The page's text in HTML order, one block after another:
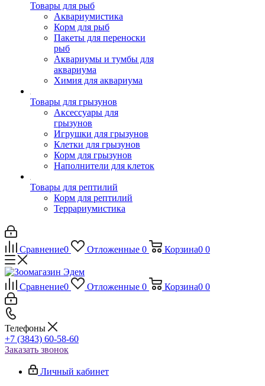
Товары для рыб
Аквариумистика
Корм для рыб
Пакеты для переноски
рыб
Аквариумы и тумбы для
аквариума
Химия для аквариума
Товары для грызунов
Аксессуары для
грызунов
Игрушки для грызунов
Клетки для грызунов
Корм для грызунов
Наполнители для клеток
Товары для рептилий
Корм для рептилий
Террариумистика
Сравнение0 Отложенные 0 Корзина0 0
Сравнение0 Отложенные 0 Корзина0 0
Телефоны
+7 (3843) 60-58-60
Заказать звонок
Личный кабинет